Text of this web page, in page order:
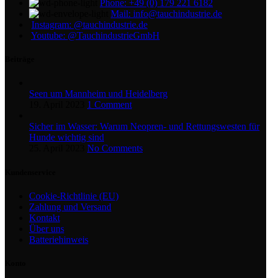
Phone: +49 (0) 179 221 6182
Mail: info@tauchindustrie.de
Instagram: @tauchindustrie.de
Youtube: @TauchindustrieGmbH
Seen um Mannheim und Heidelberg
1 Comment
Sicher im Wasser: Warum Neopren- und Rettungswesten für
Hunde wichtig sind
No Comments
Cookie-Richtlinie (EU)
Zahlung und Versand
Kontakt
Über uns
Batteriehinweis